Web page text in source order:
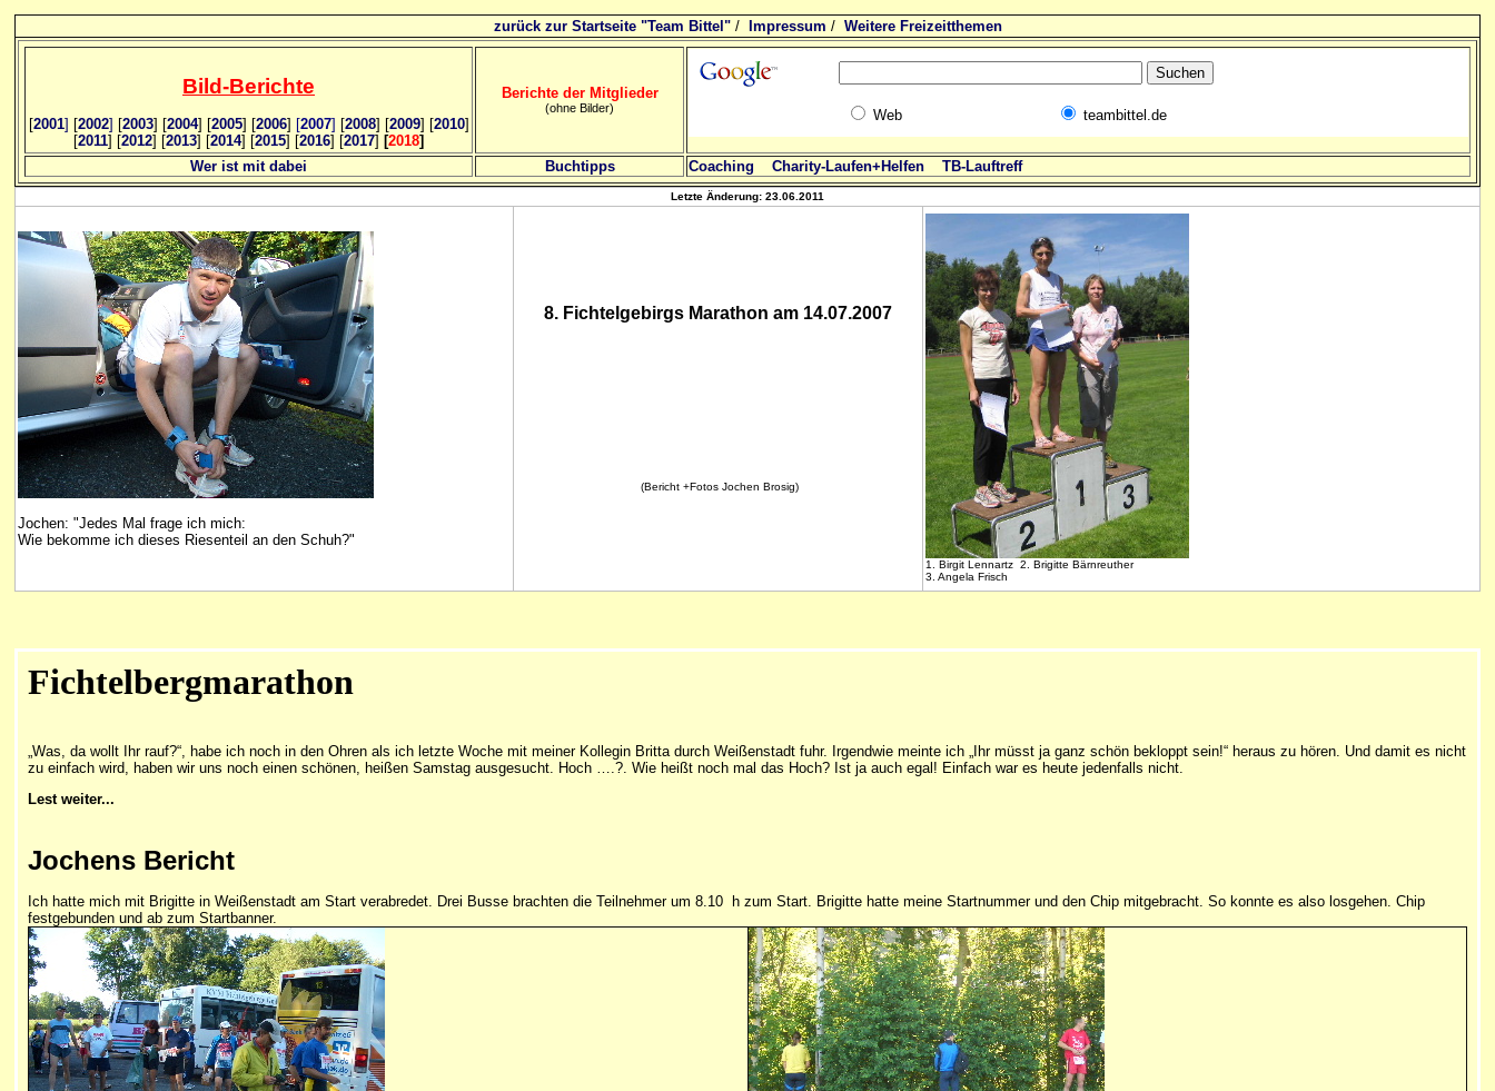
zurück zur Startseite "Team Bittel"/ Impressum / Weitere Freizeitthemen
Bild-Berichte
[2001] [2002] [2003] [2004] [2005] [2006] [2007] [2008] [2009] [2010]
[2011] [2012] [2013] [2014] [2015] [2016] [2017] [2018]
Berichte der Mitglieder
(ohne Bilder) Web teambittel.de
Wer ist mit dabei Buchtipps Coaching Charity-Laufen+Helfen TB-Lauftreff
Letzte Änderung: 23.06.2011
Jochen: "Jedes Mal frage ich mich:
Wie bekomme ich dieses Riesenteil an den Schuh?"
8. Fichtelgebirgs Marathon am 14.07.2007
(Bericht +Fotos Jochen Brosig)
1. Birgit Lennartz 2. Brigitte Bärnreuther
3. Angela Frisch
Fichtelbergmarathon
„Was, da wollt Ihr rauf?“, habe ich noch in den Ohren als ich letzte Woche mit meiner Kollegin Britta durch Weißenstadt fuhr. Irgendwie meinte ich „Ihr müsst ja ganz schön bekloppt sein!“ heraus zu hören. Und damit es nicht
zu einfach wird, haben wir uns noch einen schönen, heißen Samstag ausgesucht. Hoch ….?. Wie heißt noch mal das Hoch? Ist ja auch egal! Einfach war es heute jedenfalls nicht.
Lest weiter...
Jochens Bericht
Ich hatte mich mit Brigitte in Weißenstadt am Start verabredet. Drei Busse brachten die Teilnehmer um 8.10 h zum Start. Brigitte hatte meine Startnummer und den Chip mitgebracht. So konnte es also losgehen. Chip
festgebunden und ab zum Startbanner.